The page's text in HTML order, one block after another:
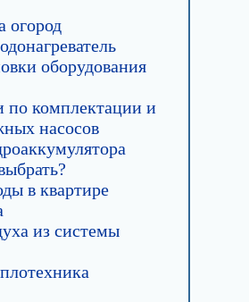
огород
оборудования
по комплектации и
насосов
в квартире
из системы